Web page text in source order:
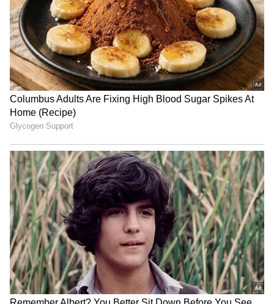
ராசிக்கே திரும்புவது சுபமானதாக
இருக்கும். உங்கள் தொழில் வாழ்க்கையில்
நீங்கள் வெற்றியை அடையலாம். விரும்பிய
இடத்தில் வேலை கிடைக்கவும்
வாய்ப்புள்ளது. புதனின் இந்த மாற்றம்,
உங்கள் திருமண வாழ்வில் இனிமையான
மாற்றங்களைக் கொண்டு வரலாம். உங்கள்
துணை உடனான நெருக்கம் அதிகரிக்கும்.
இருப்பினும், உங்கள் செலவுகளைக்
கொஞ்சம் கட்டுப்படுத்த வேண்டும். இந்த
ராசியைச் சேர்ந்த மாணவர்கள் கல்வியில்
நல்ல மாற்றங்களைக் காண்பார்கள்;
அவர்களின் கவனம் அதிகரிக்கும்.